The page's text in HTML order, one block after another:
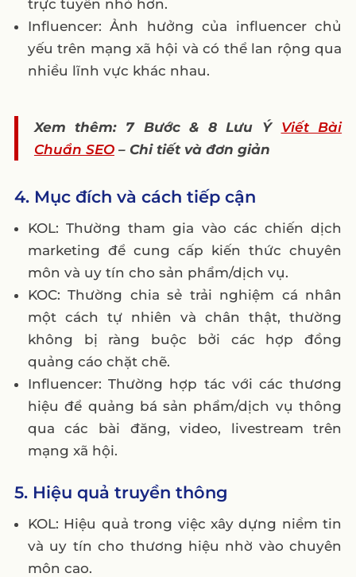
trực tuyến nhỏ hơn.
Influencer: Ảnh hưởng của influencer chủ
yếu trên mạng xã hội và có thể lan rộng qua
nhiều lĩnh vực khác nhau.
Xem thêm: 7 Bước & 8 Lưu Ý Viết Bài
Chuẩn SEO– Chi tiết và đơn giản
4. Mục đích và cách tiếp cận
KOL: Thường tham gia vào các chiến dịch
marketing để cung cấp kiến thức chuyên
môn và uy tín cho sản phẩm/dịch vụ.
KOC: Thường chia sẻ trải nghiệm cá nhân
một cách tự nhiên và chân thật, thường
không bị ràng buộc bởi các hợp đồng
quảng cáo chặt chẽ.
Influencer: Thường hợp tác với các thương
hiệu để quảng bá sản phẩm/dịch vụ thông
qua các bài đăng, video, livestream trên
mạng xã hội.
5. Hiệu quả truyền thông
KOL: Hiệu quả trong việc xây dựng niềm tin
và uy tín cho thương hiệu nhờ vào chuyên
môn cao.